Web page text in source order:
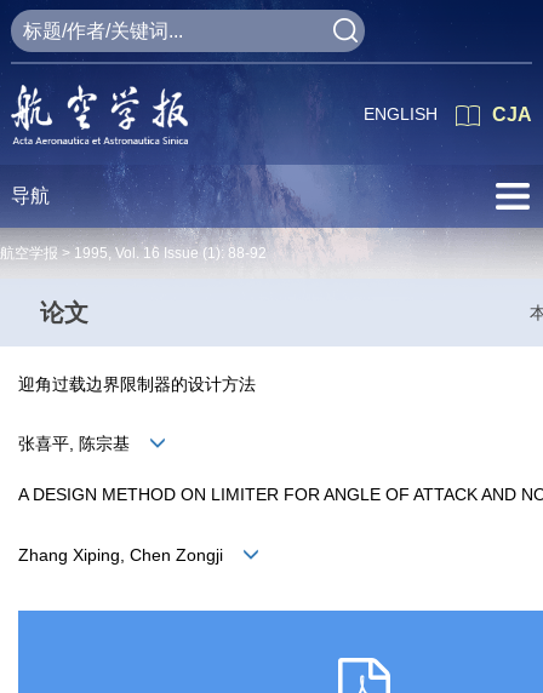
CJA
ENGLISH
导航
航空学报 > 1995, Vol. 16 Issue (1): 88-92
论文
迎角过载边界限制器的设计方法
张喜平, 陈宗基
A DESIGN METHOD ON LIMITER FOR ANGLE OF ATTACK AND
Zhang Xiping, Chen Zongji